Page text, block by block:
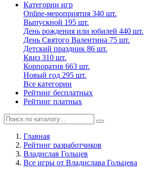
Категории игр
Online-мероприятия 340 шт.
Выпускной 195 шт.
День рождения или юбилей 440 шт.
День Святого Валентина 75 шт.
Детский праздник 86 шт.
Квиз 310 шт.
Корпоратив 663 шт.
Новый год 295 шт.
Все категории
Рейтинг бесплатных
Рейтинг платных
Главная
Рейтинг разработчиков
Владислав Гольцев
Все игры от Владислава Гольцева